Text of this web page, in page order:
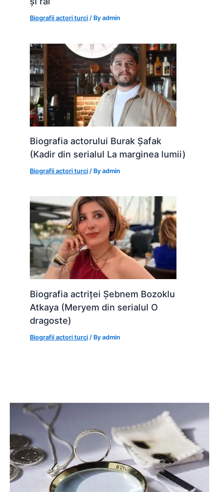
Biografii actori turci / Byadmin
Biografia actorului Burak Șafak
(Kadir din serialul La marginea lumii)
Biografii actori turci / Byadmin
Biografia actriței Șebnem Bozoklu
Atkaya (Meryem din serialul O
dragoste)
Biografii actori turci / Byadmin